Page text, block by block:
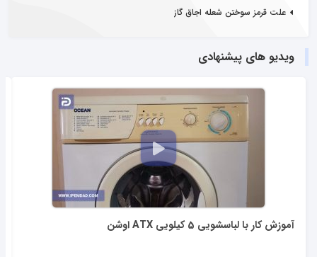
علت قرمز سوختن شعله اجاق گاز
ویدیو های پیشنهادی
آموزش کار با لباسشویی 5 کیلویی ATX اوشن